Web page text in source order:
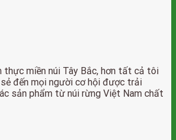
thực miền núi Tây Bắc, hơn tất cả tôi
sẻ đến mọi người cơ hội được trải
sản phẩm từ núi rừng Việt Nam chất